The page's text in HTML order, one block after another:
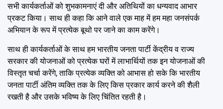
सभी कार्यकर्ताओं को शुभकामनाएं दी और अतिथियों का धन्यवाद आभार
प्रकट किया। साथ ही कहा कि आने वाले एक माह में हम महा जनसंपर्क
अभियान के रूप में प्रत्येक बूथो पर जाने का काम करेंगे।
साथ ही कार्यकर्ताओं के साथ हम भारतीय जनता पार्टी केंद्रीय व राज्य
सरकार की योजनाओं को प्रत्येक घरों में लाभार्थियों तक इन योजनाओं की
विस्तृत चर्चा करेंगे, ताकि प्रत्येक व्यक्ति को आभास हो सके कि भारतीय
जनता पार्टी अंतिम व्यक्ति तक के लिए किस प्रकार कार्य करने की शैली
रखती है और उसके भविष्य के लिए चिंतित रहती है।